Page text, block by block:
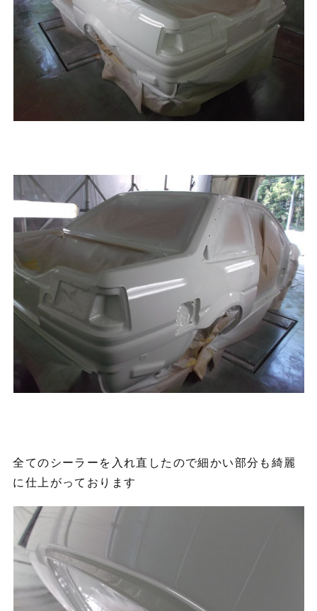
全てのシーラーを入れ直したので細かい部分も綺麗
に仕上がっております